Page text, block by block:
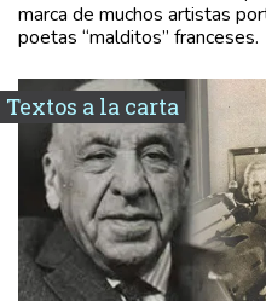
marca de muchos artistas
poetas “malditos” franceses.
Textos a la carta